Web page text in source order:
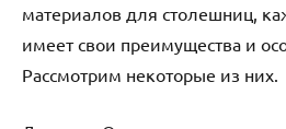
материалов для столешниц,
имеет свои преимущества и
Рассмотрим некоторые из них.